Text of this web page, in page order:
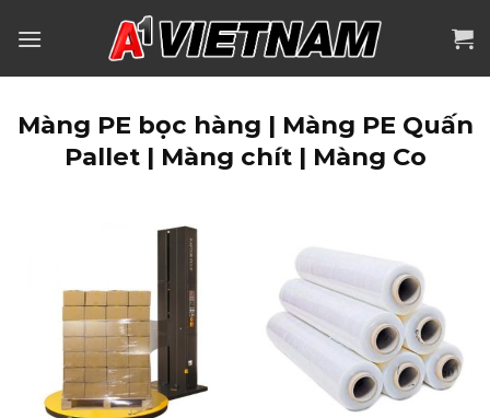
Màng PE bọc hàng | Màng PE Quấn
Pallet | Màng chít | Màng Co